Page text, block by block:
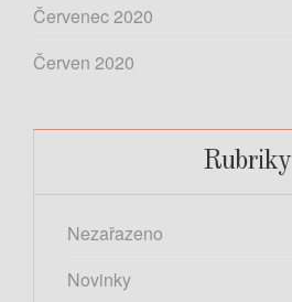
Červenec 2020
Červen 2020
Rubriky
Nezařazeno
Novinky